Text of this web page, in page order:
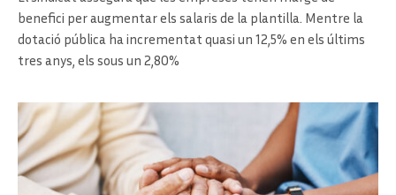
benefici per augmentar els salaris de la plantilla. Mentre la
dotació pública ha incrementat quasi un 12,5% en els últims
tres anys, els sous un 2,80%